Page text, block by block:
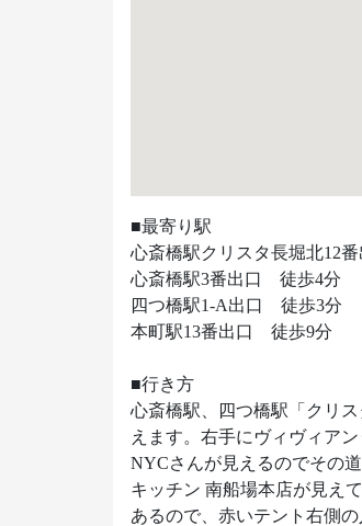
■最寄り駅
心斎橋駅クリスタ長堀北12
心斎橋駅3番出口　徒歩4分
四つ橋駅1-A出口　徒歩3分
本町駅13番出口　徒歩9分
■行き方
心斎橋駅、四つ橋駅「クリ
えます。右手にヴィヴィア
NYCさんが見えるのでその
キッチン 南船場本店が見え
あるので、赤いテント右側